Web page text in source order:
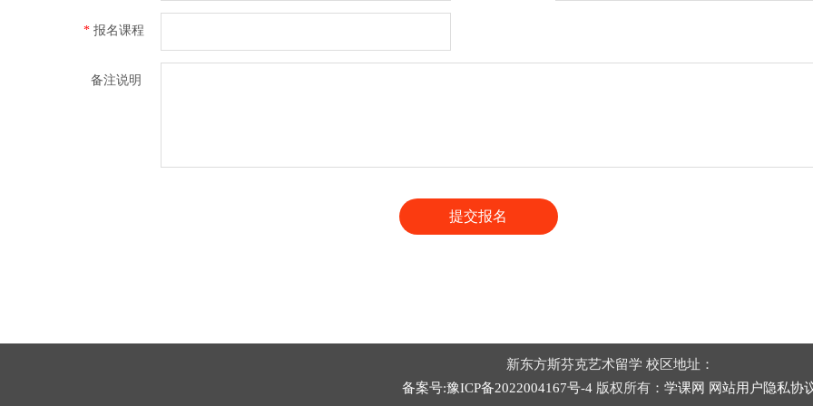
* 报名课程
备注说明
提交报名
新东方斯芬克艺术留学 校区地址：
备案号:豫ICP备2022004167号-4 版权所有： 学课网 网站用户隐私协